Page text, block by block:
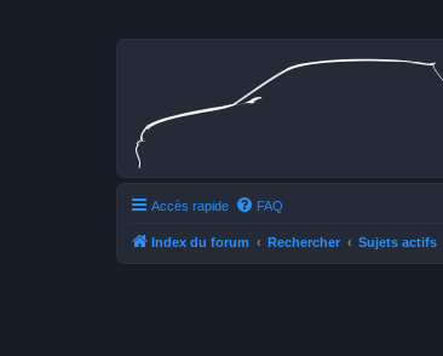
Accès rapide FAQ
Index du forum Rechercher Sujets actifs